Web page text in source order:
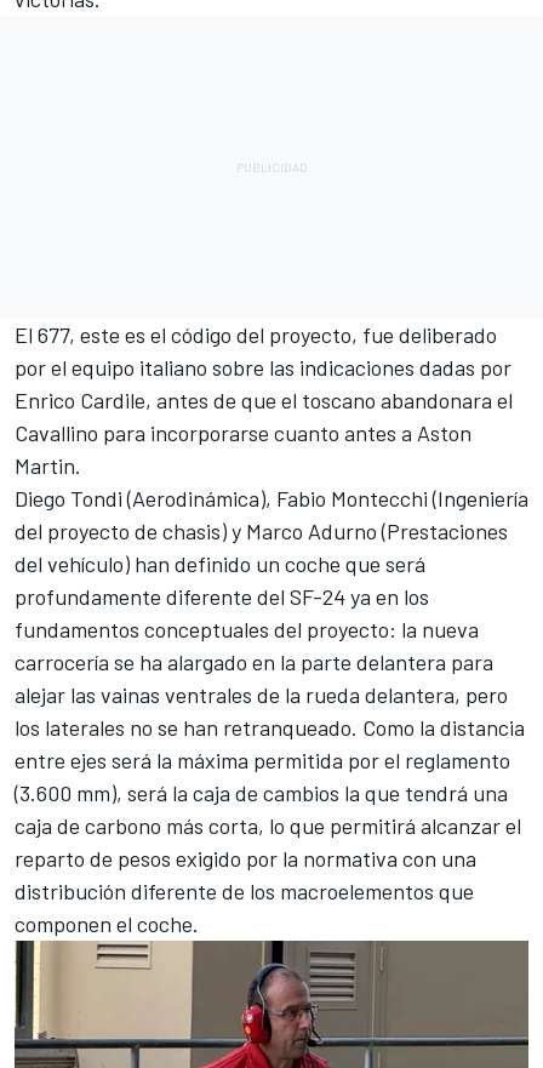
El 677, este es el código del proyecto, fue deliberado
por el equipo italiano sobre las indicaciones dadas por
Enrico Cardile, antes de que el toscano abandonara el
Cavallino para incorporarse cuanto antes a Aston
Martin.
Diego Tondi (Aerodinámica), Fabio Montecchi (Ingeniería
del proyecto de chasis) y Marco Adurno (Prestaciones
del vehículo) han definido un coche que será
profundamente diferente del SF-24 ya en los
fundamentos conceptuales del proyecto: la nueva
carrocería se ha alargado en la parte delantera para
alejar las vainas ventrales de la rueda delantera, pero
los laterales no se han retranqueado. Como la distancia
entre ejes será la máxima permitida por el reglamento
(3.600 mm), será la caja de cambios la que tendrá una
caja de carbono más corta, lo que permitirá alcanzar el
reparto de pesos exigido por la normativa con una
distribución diferente de los macroelementos que
componen el coche.